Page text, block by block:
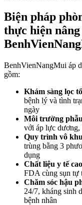
Biện pháp
thực hiện
BenhVienNangMui áp
gồm:
Khám sàng lọc
bệnh lý và tình
ngày
Môi trường
với áp lực
Quy trình vô
trùng bằng 3
dụng
Chất liệu y tế
FDA cùng sụn tự
Chăm sóc hậu
24/7, kháng sinh
bệnh nhân